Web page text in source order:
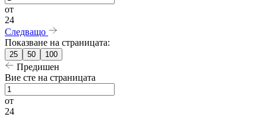
от
24
Следващо
Показване на страницата:
25 50 100
Предишен
Вие сте на страницата
от
24